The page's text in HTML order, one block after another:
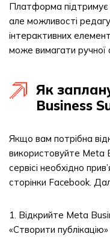
Платформа підтримує
але можливості
інтерактивних
може вимагати ручної
Як
Business
Якщо вам потрібна
використовуйте Meta
сервісі необхідно
сторінки Facebook.
1. Відкрийте Meta
«Створити